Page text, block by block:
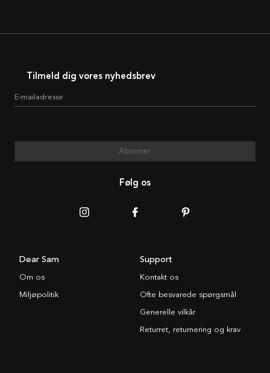
Tilmeld dig vores nyhedsbrev
E-mailadresse
Abonner
Følg os
Dear Sam
Om os
Miljøpolitik
Support
Kontakt os
Ofte besvarede spørgsmål
Generelle vilkår
Returret, returnering og krav